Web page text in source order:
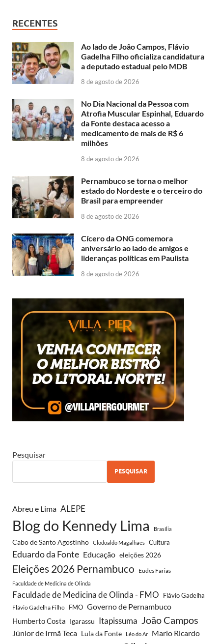
RECENTES
Ao lado de João Campos, Flávio
Gadelha Filho oficializa candidatura
a deputado estadual pelo MDB
8 de agosto de 2026
No Dia Nacional da Pessoa com
Atrofia Muscular Espinhal, Eduardo
da Fonte destaca acesso a
medicamento de mais de R$ 6
milhões
8 de agosto de 2026
Pernambuco se torna o melhor
estado do Nordeste e o terceiro do
Brasil para empreender
8 de agosto de 2026
Cícero da ONG comemora
aniversário ao lado de amigos e
lideranças políticas em Paulista
8 de agosto de 2026
Pesquisar
PESQUISAR
Abreu e Lima ALEPE
Blog do Kennedy Lima Brasília
Cabo de Santo Agostinho Clodoaldo Magalhães Cultura
Eduardo da Fonte Educação eleições 2026
Eleições 2026 Pernambuco Eudes Farias
Faculdade de Medicina de Olinda
Faculdade de Medicina de Olinda - FMO Flávio Gadelha
Flávio Gadelha Filho FMO Governo de Pernambuco
Humberto Costa Igarassu Itapissuma João Campos
Júnior de Irmã Teca Lula da Fonte Léo do Ar Mario Ricardo